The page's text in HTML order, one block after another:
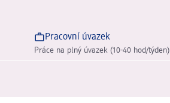
Pracovní úvazek
Práce na plný úvazek (10-40 hod/týden)